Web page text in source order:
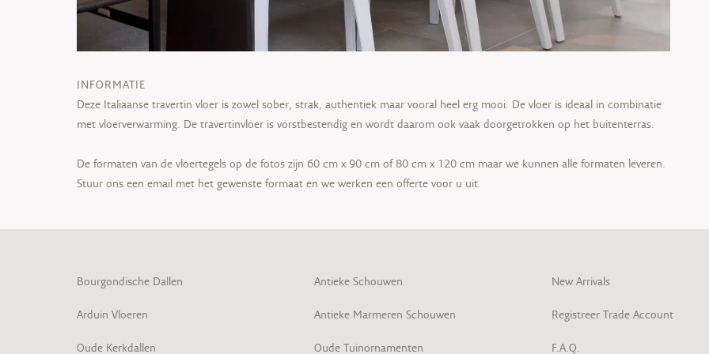
INFORMATIE
Deze Italiaanse travertin vloer is zowel sober, strak, authentiek maar vooral heel erg mooi. De vloer is ideaal in combinatie
met vloerverwarming. De travertinvloer is vorstbestendig en wordt daarom ook vaak doorgetrokken op het buitenterras.
De formaten van de vloertegels op de fotos zijn 60 cm x 90 cm of 80 cm x 120 cm maar we kunnen alle formaten leveren.
Stuur ons een email met het gewenste formaat en we werken een offerte voor u uit.
Bourgondische Dallen
Arduin Vloeren
Oude Kerkdallen
Antieke Schouwen
Antieke Marmeren Schouwen
Oude Tuinornamenten
New Arrivals
Registreer Trade Account
F.A.Q.